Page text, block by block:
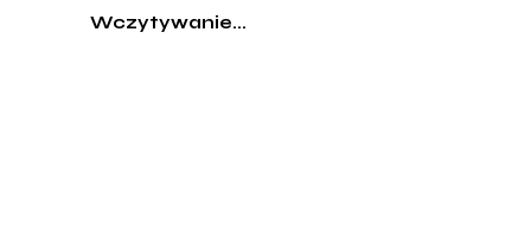
Wczytywanie...